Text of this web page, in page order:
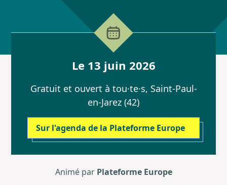
Le 13 juin 2026
Gratuit et ouvert à tou·te·s, Saint-Paul-
en-Jarez (42)
Sur l'agenda de la Plateforme Europe
Animé par Plateforme Europe